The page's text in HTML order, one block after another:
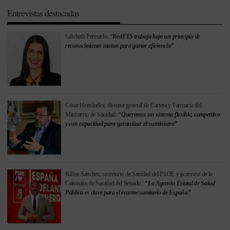
Entrevistas destacadas
Lilisbeth Perestelo: “RedETS trabaja bajo un principio de
reconocimiento mutuo para ganar eficiencia”
César Hernández, director general de Cartera y Farmacia del
Ministerio de Sanidad: “Queremos un sistema flexible, competitivo
y con capacidad para garantizar el suministro”
Kilian Sánchez, secretario de Sanidad del PSOE y portavoz de la
Comisión de Sanidad del Senado.: “La Agencia Estatal de Salud
Pública es clave para el rearme sanitario de España”